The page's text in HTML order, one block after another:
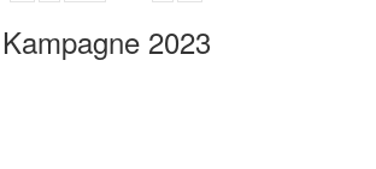
Kampagne 2023